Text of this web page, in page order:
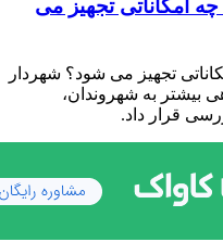
پاشائی منطقه ۲ به چه امکاناتی تجهیز می
منطقه ۲ به چه امکاناتی تجهیز می شود؟ شهردار
بیشتر به شهروندان،
قرار داد.